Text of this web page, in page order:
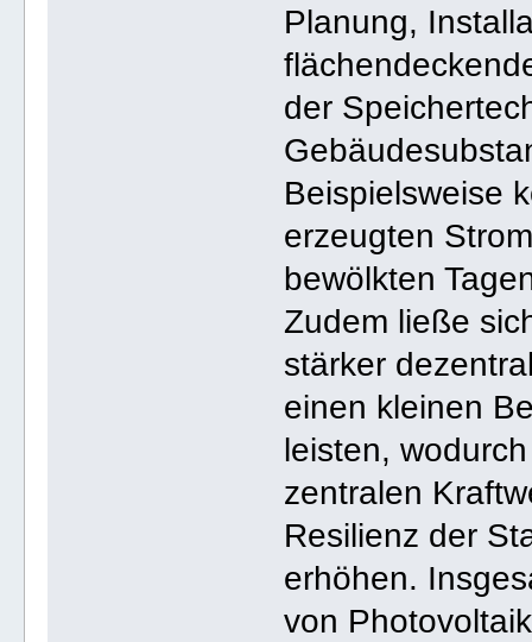
Planung,
der
Beispielsweise
erzeugten
bewölkten
Zudem ließe
stärker
einen kleinen
leisten,
zentralen
Resilienz der
erhöhen.
von